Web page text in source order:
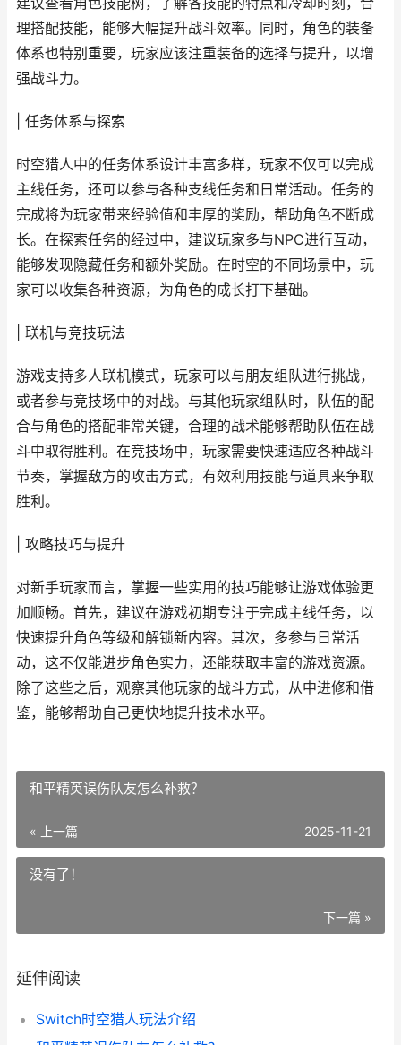
理搭配技能，能够大幅提升战斗效率。同时，角色的装备
体系也特别重要，玩家应该注重装备的选择与提升，以增
强战斗力。
| 任务体系与探索
时空猎人中的任务体系设计丰富多样，玩家不仅可以完成
主线任务，还可以参与各种支线任务和日常活动。任务的
完成将为玩家带来经验值和丰厚的奖励，帮助角色不断成
长。在探索任务的经过中，建议玩家多与NPC进行互动，
能够发现隐藏任务和额外奖励。在时空的不同场景中，玩
家可以收集各种资源，为角色的成长打下基础。
| 联机与竞技玩法
游戏支持多人联机模式，玩家可以与朋友组队进行挑战，
或者参与竞技场中的对战。与其他玩家组队时，队伍的配
合与角色的搭配非常关键，合理的战术能够帮助队伍在战
斗中取得胜利。在竞技场中，玩家需要快速适应各种战斗
节奏，掌握敌方的攻击方式，有效利用技能与道具来争取
胜利。
| 攻略技巧与提升
对新手玩家而言，掌握一些实用的技巧能够让游戏体验更
加顺畅。首先，建议在游戏初期专注于完成主线任务，以
快速提升角色等级和解锁新内容。其次，多参与日常活
动，这不仅能进步角色实力，还能获取丰富的游戏资源。
除了这些之后，观察其他玩家的战斗方式，从中进修和借
鉴，能够帮助自己更快地提升技术水平。
和平精英误伤队友怎么补救？
« 上一篇 2025-11-21
没有了！
下一篇 »
延伸阅读
Switch时空猎人玩法介绍